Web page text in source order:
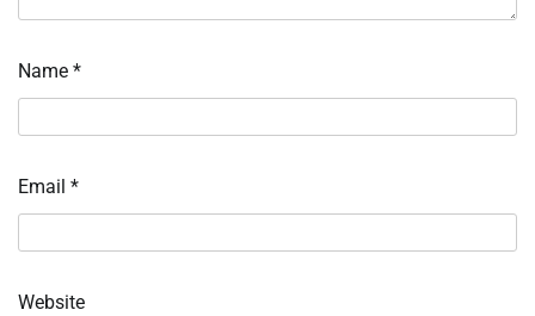
Name *
Email *
Website